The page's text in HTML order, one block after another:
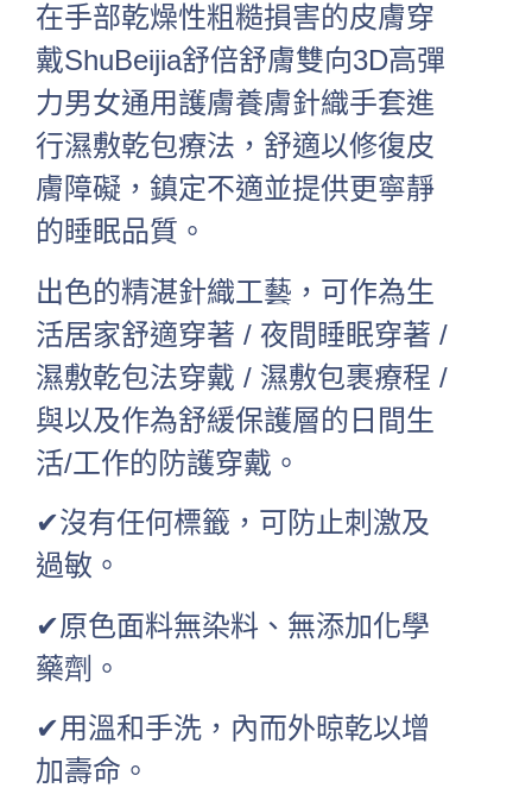
在手部乾燥性粗糙損害的皮膚穿
戴ShuBeijia舒倍舒膚雙向3D高彈
力男女通用護膚養膚針織手套進
行濕敷乾包療法，舒適以修復皮
膚障礙，鎮定不適並提供更寧靜
的睡眠品質。
出色的精湛針織工藝，可作為生
活居家舒適穿著 / 夜間睡眠穿著 /
濕敷乾包法穿戴 / 濕敷包裹療程 /
與以及作為舒緩保護層的日間生
活/工作的防護穿戴。
✔沒有任何標籤，可防止刺激及
過敏。
✔原色面料無染料、無添加化學
藥劑。
✔用溫和手洗，內而外晾乾以增
加壽命。